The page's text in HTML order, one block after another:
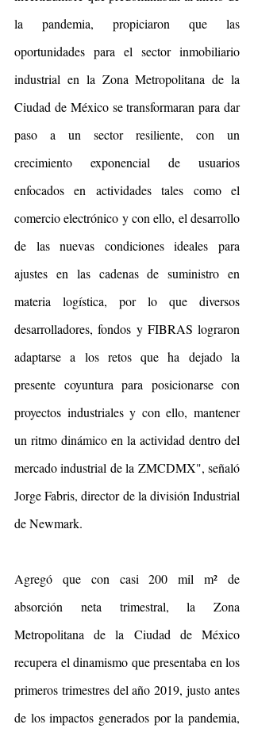
la pandemia, propiciaron que las
oportunidades para el sector inmobiliario
industrial en la Zona Metropolitana de la
Ciudad de México se transformaran para dar
paso a un sector resiliente, con un
crecimiento exponencial de usuarios
enfocados en actividades tales como el
comercio electrónico y con ello, el desarrollo
de las nuevas condiciones ideales para
ajustes en las cadenas de suministro en
materia logística, por lo que diversos
desarrolladores, fondos y FIBRAS lograron
adaptarse a los retos que ha dejado la
presente coyuntura para posicionarse con
proyectos industriales y con ello, mantener
un ritmo dinámico en la actividad dentro del
mercado industrial de la ZMCDMX", señaló
Jorge Fabris, director de la división Industrial
de Newmark.
Agregó que con casi 200 mil m² de
absorción neta trimestral, la Zona
Metropolitana de la Ciudad de México
recupera el dinamismo que presentaba en los
primeros trimestres del año 2019, justo antes
de los impactos generados por la pandemia,